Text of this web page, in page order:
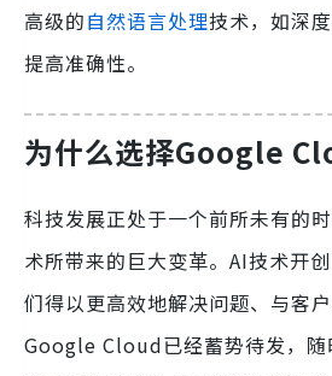
高级的自然语言处理技术，如深
提高准确性。
为什么选择Google
科技发展正处于一个前所未有的
术所带来的巨大变革。AI技术开
们得以更高效地解决问题、与客户
Google Cloud已经蓄势待发，随